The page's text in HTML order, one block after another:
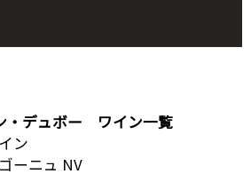
・デュボー ワイン一覧
ン
ーニュ NV